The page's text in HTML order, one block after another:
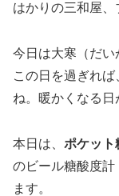
はかりの三和屋、
今日は大寒（だい
この日を過ぎれ
ね。暖かくなる日
本日は、 ポケット
のビール糖酸度計
ます。